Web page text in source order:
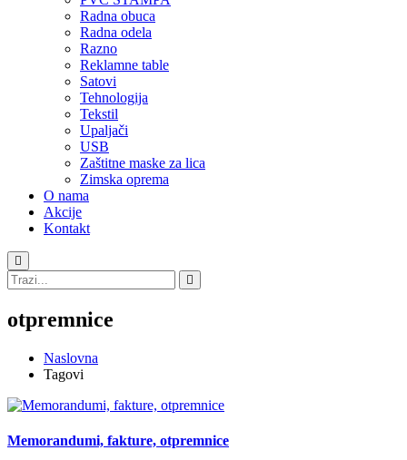
Radna obuca
Radna odela
Razno
Reklamne table
Satovi
Tehnologija
Tekstil
Upaljači
USB
Zaštitne maske za lica
Zimska oprema
O nama
Akcije
Kontakt
otpremnice
Naslovna
Tagovi
Memorandumi, fakture, otpremnice